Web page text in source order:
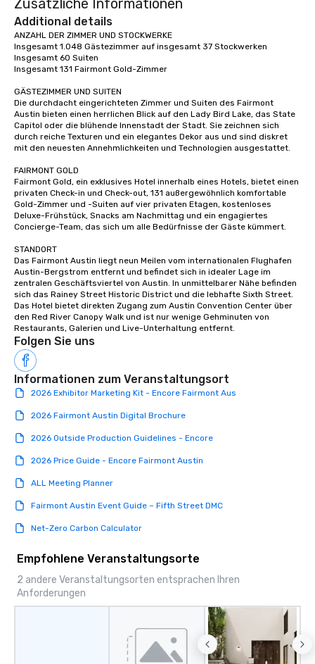
Zusätzliche Informationen
Additional details
ANZAHL DER ZIMMER UND STOCKWERKE
Insgesamt 1.048 Gästezimmer auf insgesamt 37 Stockwerken
Insgesamt 60 Suiten
Insgesamt 131 Fairmont Gold-Zimmer
GÄSTEZIMMER UND SUITEN
Die durchdacht eingerichteten Zimmer und Suiten des Fairmont
Austin bieten einen herrlichen Blick auf den Lady Bird Lake, das State
Capitol oder die blühende Innenstadt der Stadt. Sie zeichnen sich
durch reiche Texturen und ein elegantes Dekor aus und sind diskret
mit den neuesten Annehmlichkeiten und Technologien ausgestattet.
FAIRMONT GOLD
Fairmont Gold, ein exklusives Hotel innerhalb eines Hotels, bietet einen
privaten Check-in und Check-out, 131 außergewöhnlich komfortable
Gold-Zimmer und -Suiten auf vier privaten Etagen, kostenloses
Deluxe-Frühstück, Snacks am Nachmittag und ein engagiertes
Concierge-Team, das sich um alle Bedürfnisse der Gäste kümmert.
STANDORT
Das Fairmont Austin liegt neun Meilen vom internationalen Flughafen
Austin-Bergstrom entfernt und befindet sich in idealer Lage im
zentralen Geschäftsviertel von Austin. In unmittelbarer Nähe befinden
sich das Rainey Street Historic District und die lebhafte Sixth Street.
Das Hotel bietet direkten Zugang zum Austin Convention Center über
den Red River Canopy Walk und ist nur wenige Gehminuten von
Restaurants, Galerien und Live-Unterhaltung entfernt.
Folgen Sie uns
Informationen zum Veranstaltungsort
2026 Exhibitor Marketing Kit - Encore Fairmont Aus
2026 Fairmont Austin Digital Brochure
2026 Outside Production Guidelines - Encore
2026 Price Guide - Encore Fairmont Austin
ALL Meeting Planner
Fairmont Austin Event Guide – Fifth Street DMC
Net-Zero Carbon Calculator
Empfohlene Veranstaltungsorte
2 andere Veranstaltungsorten entsprachen Ihren
Anforderungen